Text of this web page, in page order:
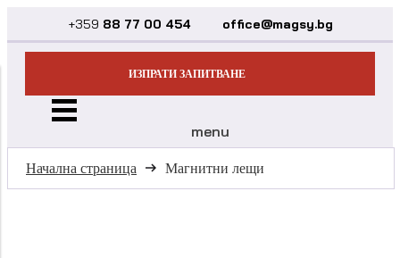
+359 88 77 00 454 office@magsy.bg
ИЗПРАТИ ЗАПИТВАНЕ
menu
Начална страница Магнитни лещи